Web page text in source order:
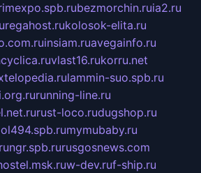
bezmorchin.ruia2.ru
regahost.rukolosok-elita.ru
insiam.ruavegainfo.ru
vlast16.rukorru.net
lammin-suo.spb.ru
running-line.ru
rust-loco.rudugshop.ru
mymubaby.ru
ngr.spb.rurusgosnews.com
w-dev.ruf-ship.ru